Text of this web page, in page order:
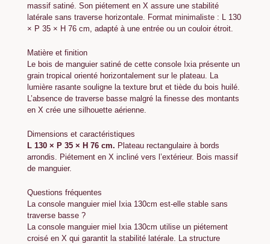
massif satiné. Son piétement en X assure une stabilité
latérale sans traverse horizontale. Format minimaliste : L 130
× P 35 × H 76 cm, adapté à une entrée ou un couloir étroit.
Matière et finition
Le bois de manguier satiné de cette console Ixia présente un
grain tropical orienté horizontalement sur le plateau. La
lumière rasante souligne la texture brut et tiède du bois huilé.
L’absence de traverse basse malgré la finesse des montants
en X crée une silhouette aérienne.
Dimensions et caractéristiques
L 130 × P 35 × H 76 cm. Plateau rectangulaire à bords
arrondis. Piétement en X incliné vers l’extérieur. Bois massif
de manguier.
Questions fréquentes
La console manguier miel Ixia 130cm est-elle stable sans
traverse basse ?
La console manguier miel Ixia 130cm utilise un piétement
croisé en X qui garantit la stabilité latérale. La structure